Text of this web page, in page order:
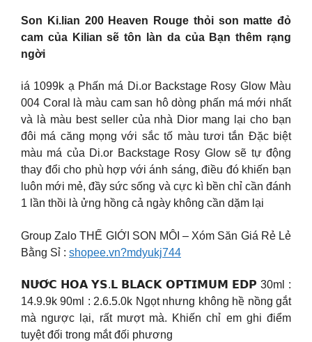
Son Ki.lian 200 Heaven Rouge thỏi son matte đỏ
cam của Kilian sẽ tôn làn da của Bạn thêm rạng
ngời
iá 1099k ạ Phấn má Di.or Backstage Rosy Glow Màu
004 Coral là màu cam san hô dòng phấn má mới nhất
và là màu best seller của nhà Dior mang lại cho bạn
đôi má căng mọng với sắc tố màu tươi tắn Đặc biệt
màu má của Di.or Backstage Rosy Glow sẽ tự động
thay đổi cho phù hợp với ánh sáng, điều đó khiến bạn
luôn mới mẻ, đầy sức sống và cực kì bền chỉ cần đánh
1 lần thồi là ửng hồng cả ngày không cần dặm lại
Group Zalo THẾ GIỚI SON MÔI – Xóm Săn Giá Rẻ Lẻ
Bằng Sỉ : shopee.vn?mdyukj744
𝗡𝗨̛𝗢̛́𝗖 𝗛𝗢𝗔 𝗬𝗦.𝗟 𝗕𝗟𝗔𝗖𝗞 𝗢𝗣𝗧𝗜𝗠𝗨𝗠 𝗘𝗗𝗣 30ml :
14.9.9k 90ml : 2.6.5.0k Ngọt nhưng không hề nồng gắt
mà ngược lại, rất mượt mà. Khiến chỉ em ghi điểm
tuyệt đối trong mắt đối phương